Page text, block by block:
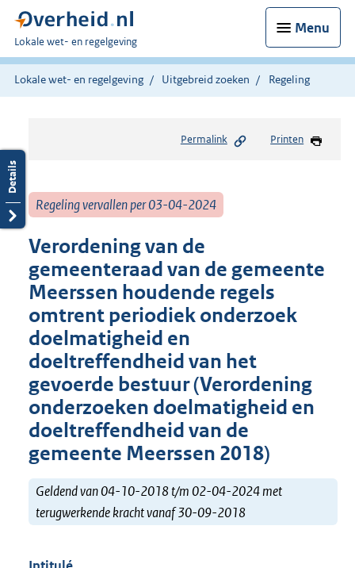
Menu
U
bent
hier:
Lokale wet- en regelgeving
Lokale wet- en regelgeving Uitgebreid zoeken Regeling
Permalink Printen
Regeling vervallen per 03-04-2024
Verordening van de
gemeenteraad van de gemeente
Meerssen houdende regels
omtrent periodiek onderzoek
doelmatigheid en
doeltreffendheid van het
gevoerde bestuur (Verordening
onderzoeken doelmatigheid en
doeltreffendheid van de
gemeente Meerssen 2018)
Geldend van 04-10-2018 t/m 02-04-2024 met
terugwerkende kracht vanaf 30-09-2018